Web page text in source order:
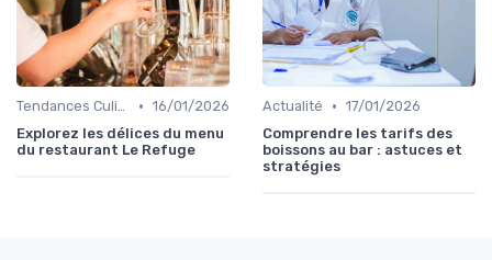
Tendances Culinaire • 16/01/2026
Explorez les délices du menu
du restaurant Le Refuge
Actualité • 17/01/2026
Comprendre les tarifs des
boissons au bar : astuces et
stratégies